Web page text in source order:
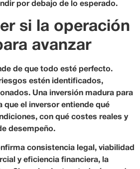
por debajo de lo esperado.
si la operación
avanzar
de que todo esté perfecto.
estén identificados,
Una inversión madura para
que el inversor entiende qué
con qué costes reales y
desempeño.
consistencia legal, viabilidad
y eficiencia financiera, la